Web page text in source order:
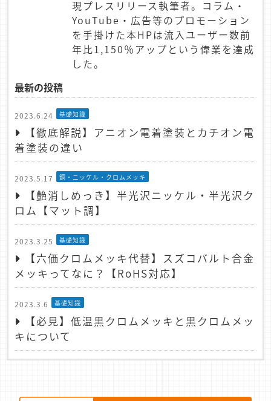
現プレスリリース執筆者。コラム・
YouTube・広告等のプロモーション
を手掛けた本HPは流入ユーザー数前
年比1,150％アップという偉業を達成
した。
最新の投稿
2023.6.24 基礎知識
【徹底解説】アニオン電着塗装とカチオン電
着塗装の違い
2023.5.17 銅・ニッケル・クロムメッキ
【艶消しめっき】半光沢ニッケル・半光沢ク
ロム【マット調】
2023.3.25 基礎知識
【六価クロムメッキ代替】スズコバルト合金
メッキってなに？【RoHS対応】
2023.3.6 基礎知識
【必見】低温黒クロムメッキと黒クロムメッ
キについて